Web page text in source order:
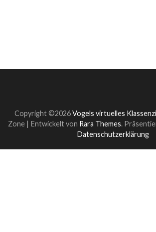
Copyright ©2026Vogels virtuelles
Zone | Entwickelt von Rara Themes.
Datenschutzerklärung